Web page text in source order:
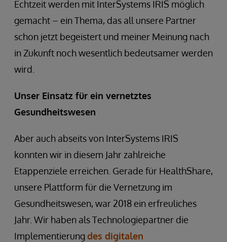
Echtzeit werden mit InterSystems IRIS möglich
gemacht – ein Thema, das all unsere Partner
schon jetzt begeistert und meiner Meinung nach
in Zukunft noch wesentlich bedeutsamer werden
wird.
Unser Einsatz für ein vernetztes
Gesundheitswesen
Aber auch abseits von InterSystems IRIS
konnten wir in diesem Jahr zahlreiche
Etappenziele erreichen. Gerade für HealthShare,
unsere Plattform für die Vernetzung im
Gesundheitswesen, war 2018 ein erfreuliches
Jahr. Wir haben als Technologiepartner die
Implementierungdes digitalen